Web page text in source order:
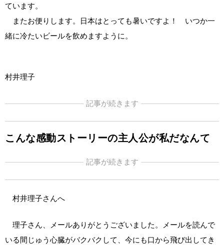
ています。
またお便りします。日本はとっても暑いですよ！ いつか一
緒に冷たいビールを飲めますように。
村井理子
記事が続きます
こんな感動ストーリーの主人公が私だなんて
記事が続きます
村井理子さんへ
理子さん、メールありがとうございました。メールを読んで
いる間じゅう心臓がバクバクして、今にも口から飛び出してき